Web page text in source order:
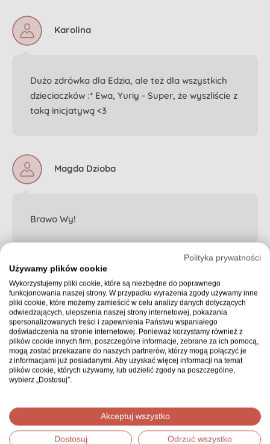
Karolina
Dużo zdrówka dla Edzia, ale też dla wszystkich
dzieciaczków :* Ewa, Yuriy - Super, że wyszliście z
taką inicjatywą <3
Magda Dzioba
Brawo Wy!
Pamela Chojniak
Team Edzio
Polityka prywatności
Używamy plików cookie
Wykorzystujemy pliki cookie, które są niezbędne do poprawnego
funkcjonowania naszej strony. W przypadku wyrażenia zgody używamy inne
pliki cookie, które możemy zamieścić w celu analizy danych dotyczących
odwiedzających, ulepszenia naszej strony internetowej, pokazania
spersonalizowanych treści i zapewnienia Państwu wspaniałego
doświadczenia na stronie internetowej. Ponieważ korzystamy również z
plików cookie innych firm, poszczególne informacje, zebrane za ich pomocą,
mogą zostać przekazane do naszych partnerów, którzy mogą połączyć je
z informacjami już posiadanymi. Aby uzyskać więcej informacji na temat
plików cookie, których używamy, lub udzielić zgody na poszczególne,
wybierz „Dostosuj”.
Akceptuj wszystko
Dostosuj Odrzuć wszystko